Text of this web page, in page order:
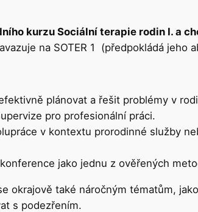
kurzu Sociální terapie rodin I. a
na SOTER 1 (předpokládá jeho
plánovat a řešit problémy v
pro profesionální práci.
v kontextu prorodinné služby
jako jednu z ověřených
okrajově také náročným tématům,
s podezřením.